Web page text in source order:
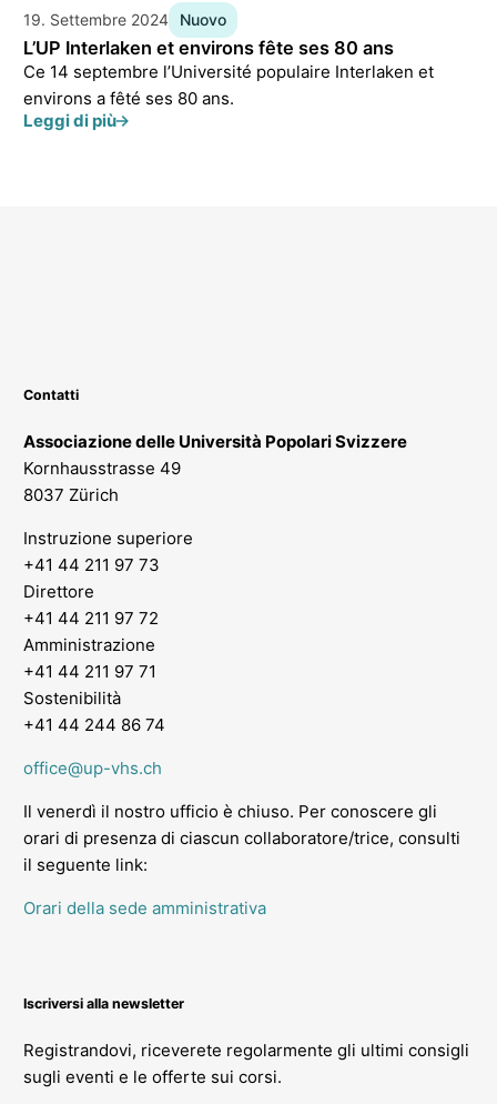
19. Settembre 2024 Nuovo
L’UP Interlaken et environs fête ses 80 ans
Ce 14 septembre l’Université populaire Interlaken et
environs a fêté ses 80 ans.
Leggi di più
Contatti
Associazione delle Università Popolari Svizzere
Kornhausstrasse 49
8037 Zürich
Instruzione superiore
+41 44 211 97 73
Direttore
+41 44 211 97 72
Amministrazione
+41 44 211 97 71
Sostenibilità
+41 44 244 86 74
office@up-vhs.ch
Il venerdì il nostro ufficio è chiuso. Per conoscere gli
orari di presenza di ciascun collaboratore/trice, consulti
il seguente link:
Orari della sede amministrativa
Iscriversi alla newsletter
Registrandovi, riceverete regolarmente gli ultimi consigli
sugli eventi e le offerte sui corsi.